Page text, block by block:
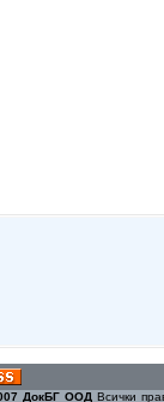
ДокБГ ООД Всички